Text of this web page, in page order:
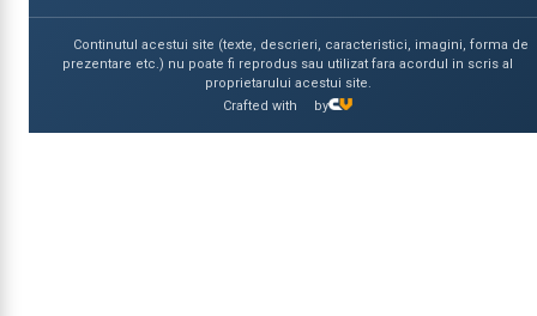
Continutul acestui site (texte, descrieri, caracteristici, imagini, forma de
prezentare etc.) nu poate fi reprodus sau utilizat fara acordul in scris al
proprietarului acestui site.
Crafted with
by